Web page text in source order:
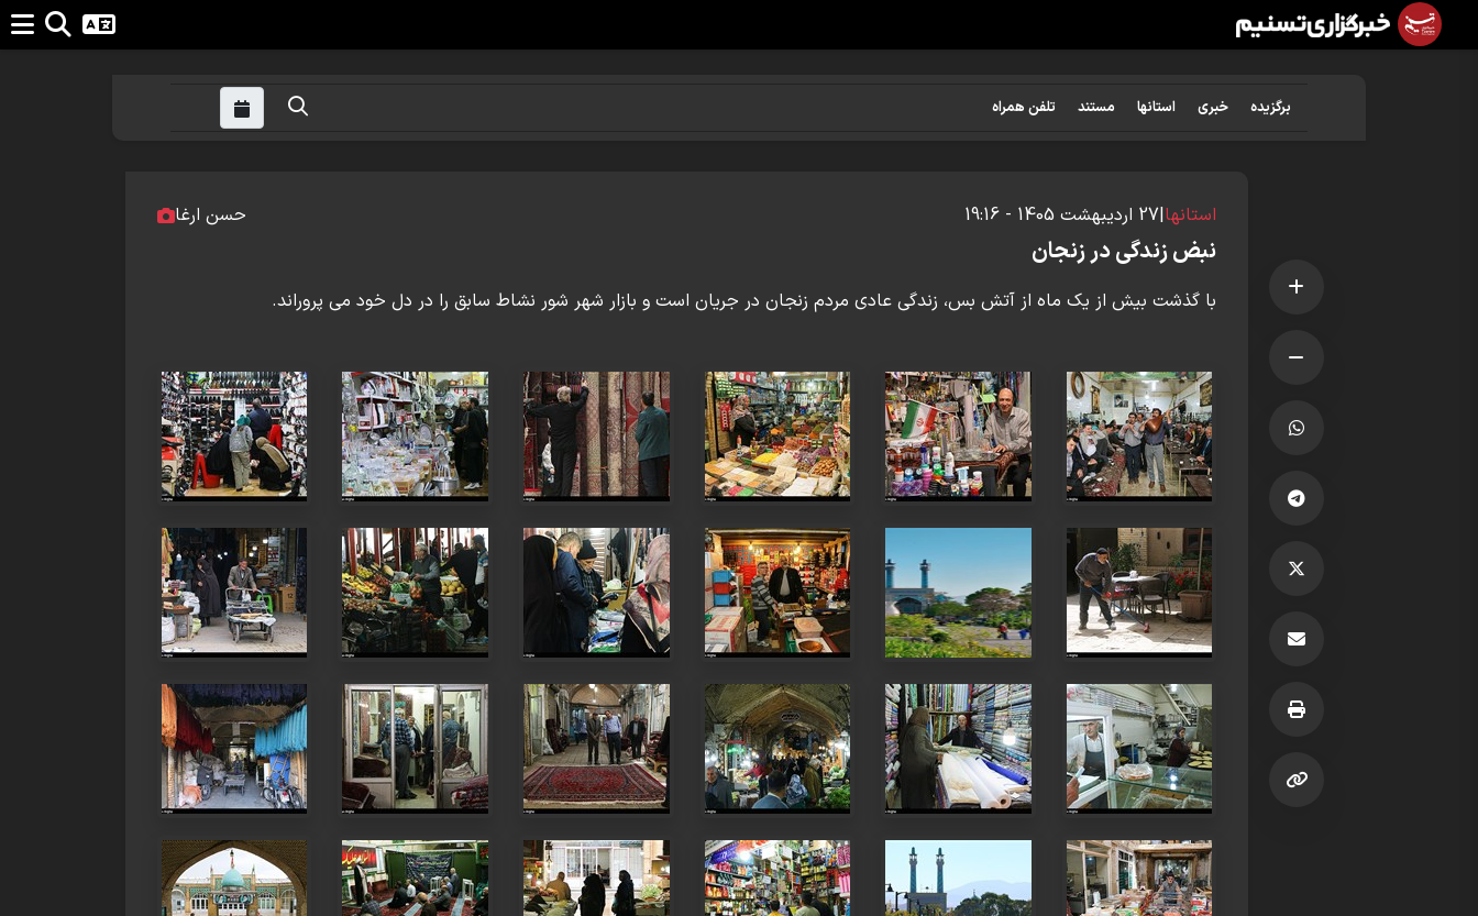
برگزیده خبری استانها مستند تلفن همراه
استانها|27 ارديبهشت 1405 - 19:16 حسن ارغا
نبض زندگی در زنجان
با گذشت بیش از یک ماه از آتش بس، زندگی عادی مردم زنجان در جریان است و بازار شهر شور نشاط سابق را در دل خود می پروراند.